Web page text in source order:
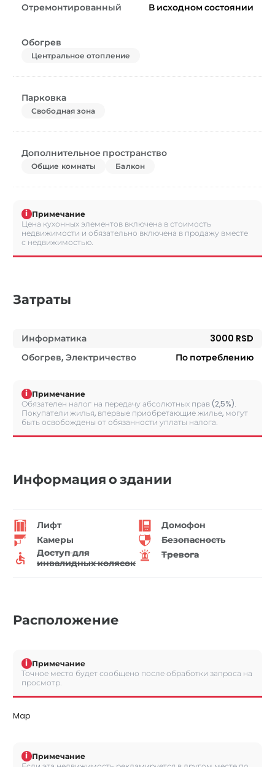
Отремонтированный В исходном состоянии
Обогрев
Центральное отопление
Парковка
Свободная зона
Дополнительное пространство
Общие комнаты Балкон
i Примечание
Цена кухонных элементов включена в стоимость
недвижимости и обязательно включена в продажу вместе
с недвижимостью.
Затраты
Информатика
3000 RSD
Обогрев, Электричество
По потреблению
i Примечание
Обязателен налог на передачу абсолютных прав (2,5%).
Покупатели жилья, впервые приобретающие жилье, могут
быть освобождены от обязанности уплаты налога.
Информация о здании
Лифт
Домофон
Камеры
Безопасность
Доступ для
инвалидных колясок
Тревога
Расположение
i Примечание
Точное место будет сообщено после обработки запроса на
просмотр.
Map
i Примечание